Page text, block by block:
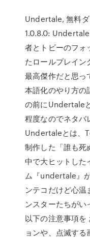
Undertale, 無料
1.0.8.0:
者とトビーのフォ
たロールプレイン
最高傑作だと思
本語化のやり方の
の前にUndertale
程度なのでネタ
Undertaleとは、
制作した「誰も死
中で大ヒットした
ム『undertale』
ンテコだけど心温
ンスターたちがい
以下の注意事項を
ョンや、点滅する